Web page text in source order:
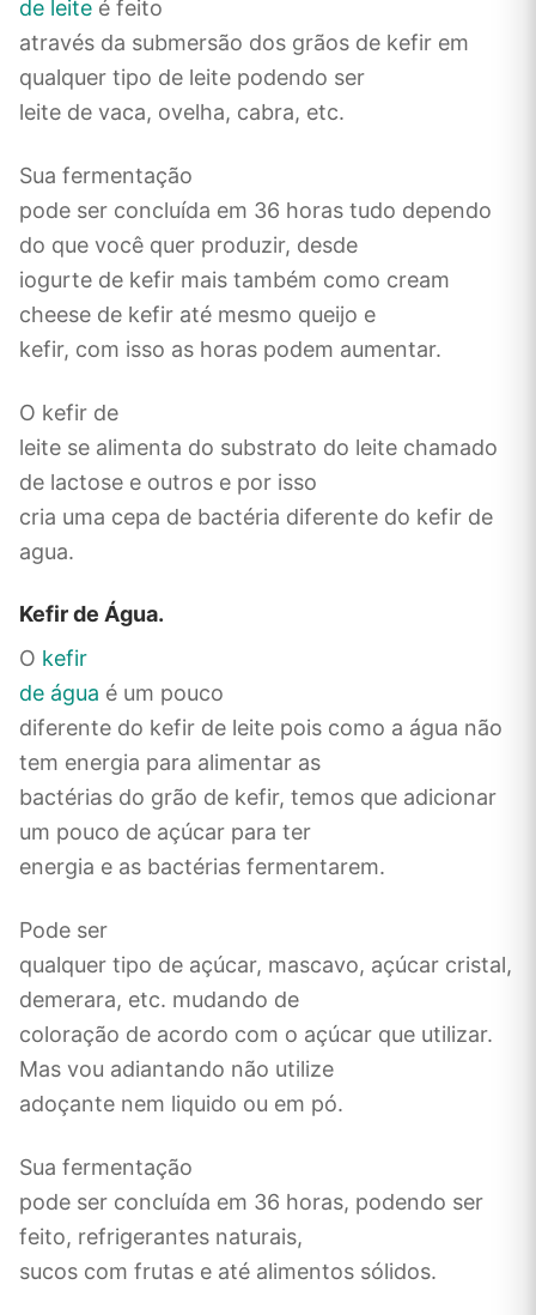
de leite é feito
através da submersão dos grãos de kefir em
qualquer tipo de leite podendo ser
leite de vaca, ovelha, cabra, etc.
Sua fermentação
pode ser concluída em 36 horas tudo dependo
do que você quer produzir, desde
iogurte de kefir mais também como cream
cheese de kefir até mesmo queijo e
kefir, com isso as horas podem aumentar.
O kefir de
leite se alimenta do substrato do leite chamado
de lactose e outros e por isso
cria uma cepa de bactéria diferente do kefir de
agua.
Kefir de Água.
O kefir
de água é um pouco
diferente do kefir de leite pois como a água não
tem energia para alimentar as
bactérias do grão de kefir, temos que adicionar
um pouco de açúcar para ter
energia e as bactérias fermentarem.
Pode ser
qualquer tipo de açúcar, mascavo, açúcar cristal,
demerara, etc. mudando de
coloração de acordo com o açúcar que utilizar.
Mas vou adiantando não utilize
adoçante nem liquido ou em pó.
Sua fermentação
pode ser concluída em 36 horas, podendo ser
feito, refrigerantes naturais,
sucos com frutas e até alimentos sólidos.